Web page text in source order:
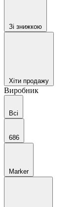
Зі знижкою
Хіти продажу
Виробник
Всі
686
Marker